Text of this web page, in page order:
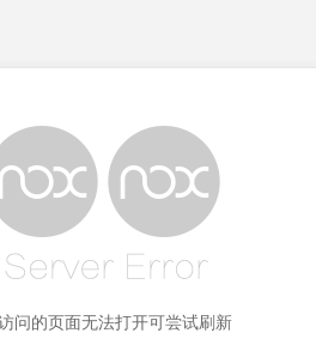
问的页面无法打开可尝试刷新